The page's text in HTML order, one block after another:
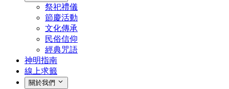
祭祀禮儀
節慶活動
文化傳承
民俗信仰
經典咒語
神明指南
線上求籤
關於我們